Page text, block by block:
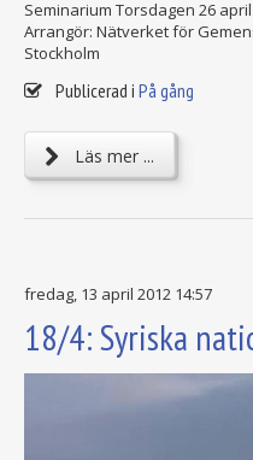
Seminarium Torsdagen 26 april
Arrangör: Nätverket för
Stockholm
Publicerad i På gång
Läs mer ...
fredag, 13 april 2012 14:57
18/4: Syriska